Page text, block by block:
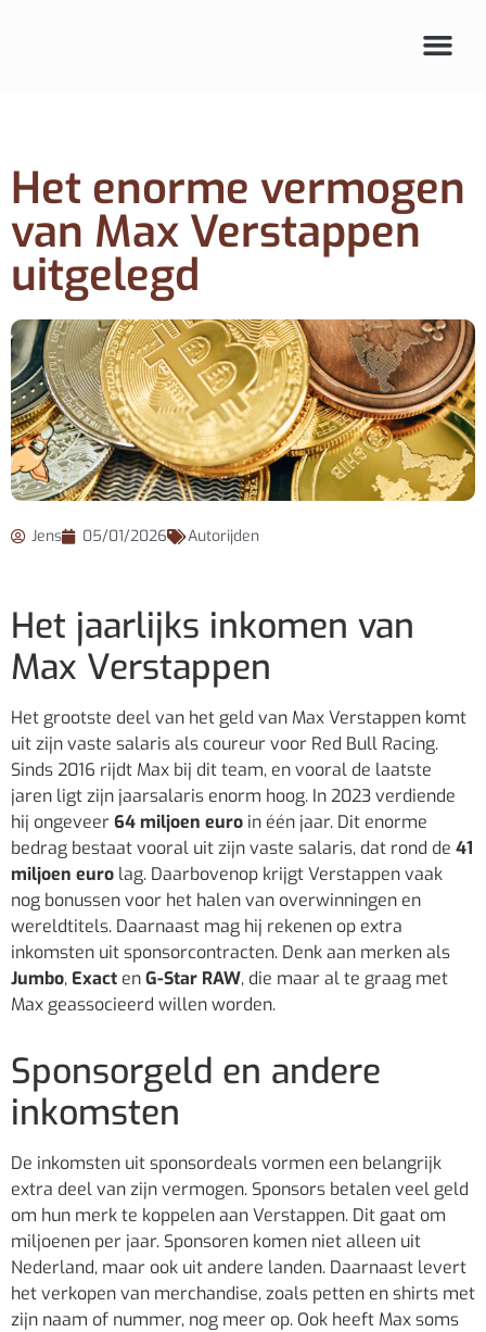
Het enorme vermogen
van Max Verstappen
uitgelegd
Jens 05/01/2026 Autorijden
Het jaarlijks inkomen van
Max Verstappen
Het grootste deel van het geld van Max Verstappen komt
uit zijn vaste salaris als coureur voor Red Bull Racing.
Sinds 2016 rijdt Max bij dit team, en vooral de laatste
jaren ligt zijn jaarsalaris enorm hoog. In 2023 verdiende
hij ongeveer64 miljoen euro in één jaar. Dit enorme
bedrag bestaat vooral uit zijn vaste salaris, dat rond de 41
miljoen euro lag. Daarbovenop krijgt Verstappen vaak
nog bonussen voor het halen van overwinningen en
wereldtitels. Daarnaast mag hij rekenen op extra
inkomsten uit sponsorcontracten. Denk aan merken als
Jumbo, Exact enG-Star RAW, die maar al te graag met
Max geassocieerd willen worden.
Sponsorgeld en andere
inkomsten
De inkomsten uit sponsordeals vormen een belangrijk
extra deel van zijn vermogen. Sponsors betalen veel geld
om hun merk te koppelen aan Verstappen. Dit gaat om
miljoenen per jaar. Sponsoren komen niet alleen uit
Nederland, maar ook uit andere landen. Daarnaast levert
het verkopen van merchandise, zoals petten en shirts met
zijn naam of nummer, nog meer op. Ook heeft Max soms